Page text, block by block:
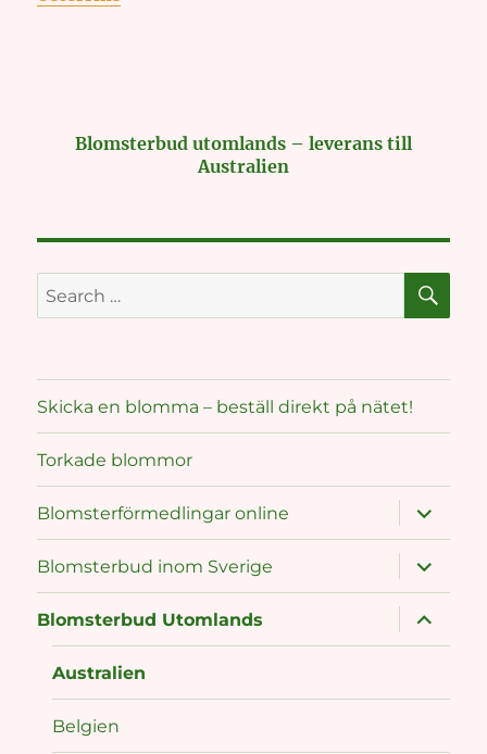
Blomsterbud utomlands – leverans till
Australien
Search
for:
Skicka en blomma – beställ direkt på nätet!
Torkade blommor
Blomsterförmedlingar online
expand
child
menu
Blomsterbud inom Sverige
expand
child
menu
Blomsterbud Utomlands
expand
child
menu
Australien
Belgien